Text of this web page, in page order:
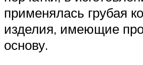
применялась грубая
изделия, имеющие
основу.